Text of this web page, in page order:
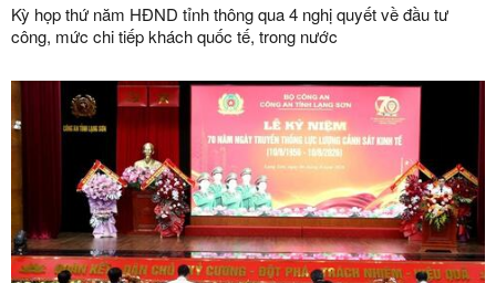
Kỳ họp thứ năm HĐND tỉnh thông qua 4 nghị quyết về đầu tư
công, mức chi tiếp khách quốc tế, trong nước